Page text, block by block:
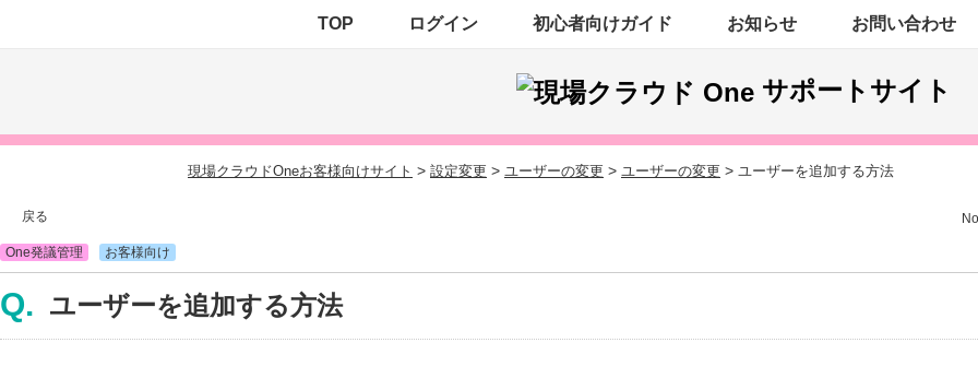
TOP ログイン 初心者向けガイド お知らせ お問い合わせ
サポートサイト
現場クラウドOneお客様向けサイト > 設定変更 > ユーザーの変更 > ユーザーの変更 > ユーザーを追加する方法
戻る
One発議管理 お客様向け
ユーザーを追加する方法